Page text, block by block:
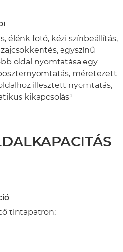
élénk fotó, kézi színbeállítás,
egyszínű
oldal nyomtatása egy
méretezett
illesztett nyomtatás,
kikapcsolás¹
tintapatron: